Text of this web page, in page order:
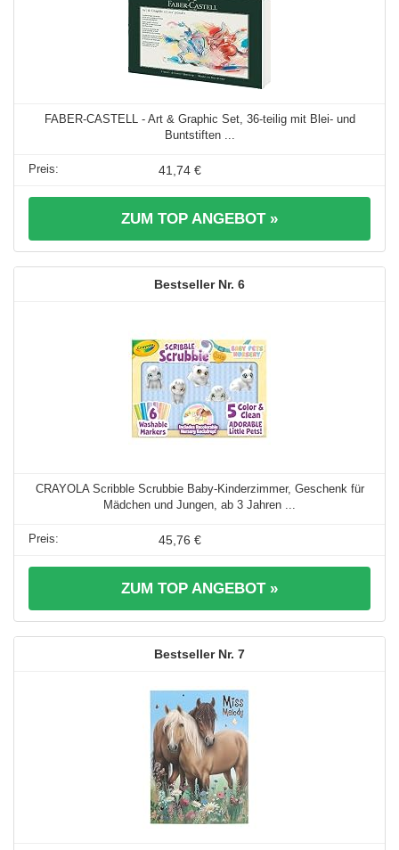
FABER-CASTELL - Art & Graphic Set, 36-teilig mit Blei- und
Buntstiften ...
41,74 €
ZUM TOP ANGEBOT »
6
CRAYOLA Scribble Scrubbie Baby-Kinderzimmer, Geschenk für
Mädchen und Jungen, ab 3 Jahren ...
45,76 €
ZUM TOP ANGEBOT »
7